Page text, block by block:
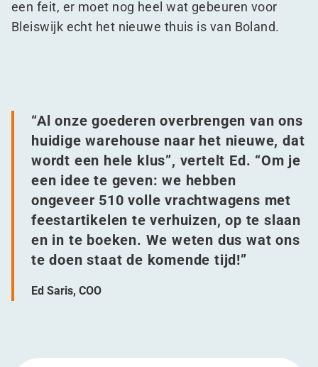
een feit, er moet nog heel wat gebeuren voor
Bleiswijk echt het nieuwe thuis is van Boland.
“Al onze goederen overbrengen van ons
huidige warehouse naar het nieuwe, dat
wordt een hele klus”, vertelt Ed. “Om je
een idee te geven: we hebben
ongeveer 510 volle vrachtwagens met
feestartikelen te verhuizen, op te slaan
en in te boeken. We weten dus wat ons
te doen staat de komende tijd!”
Ed Saris, COO